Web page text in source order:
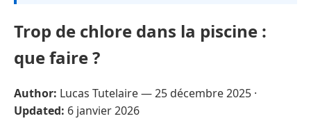
Trop de chlore dans la piscine :
que faire ?
Author: Lucas Tutelaire —25 décembre 2025 ·
Updated: 6 janvier 2026